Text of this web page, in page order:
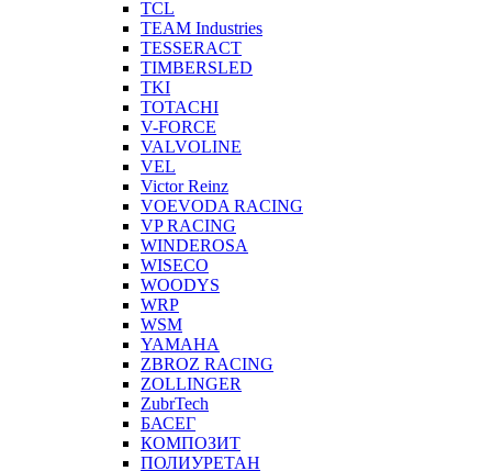
TCL
TEAM Industries
TESSERACT
TIMBERSLED
TKI
TOTACHI
V-FORCE
VALVOLINE
VEL
Victor Reinz
VOEVODA RACING
VP RACING
WINDEROSA
WISECO
WOODYS
WRP
WSM
YAMAHA
ZBROZ RACING
ZOLLINGER
ZubrTech
БАСЕГ
КОМПОЗИТ
ПОЛИУРЕТАН